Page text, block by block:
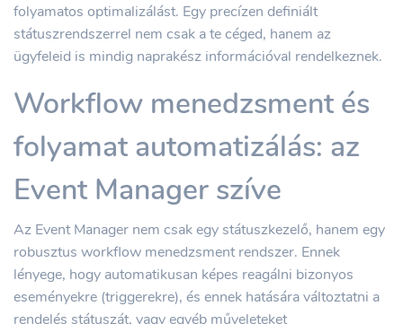
folyamatos optimalizálást. Egy precízen definiált
státuszrendszerrel nem csak a te céged, hanem az
ügyfeleid is mindig naprakész információval rendelkeznek.
Workflow menedzsment és
folyamat automatizálás: az
Event Manager szíve
Az Event Manager nem csak egy státuszkezelő, hanem egy
robusztus workflow menedzsment rendszer. Ennek
lényege, hogy automatikusan képes reagálni bizonyos
eseményekre (triggerekre), és ennek hatására változtatni a
rendelés státuszát, vagy egyéb műveleteket